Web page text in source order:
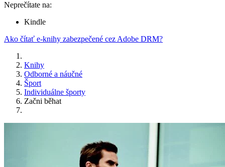
Neprečítate na:
Kindle
Ako čítať e-knihy zabezpečené cez Adobe DRM?
Knihy
Odborné a náučné
Šport
Individuálne športy
Začni běhat